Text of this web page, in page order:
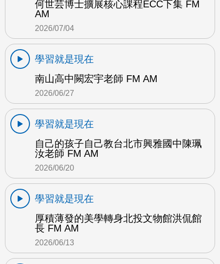
何世芸博士擴展核心課程ECC下集 FM
AM
2026/07/04
學習就是現在
南山高中闕宏宇老師 FM AM
2026/06/27
學習就是現在
自己的孩子自己教台北市興雅國中陳珮
汝老師 FM AM
2026/06/20
學習就是現在
厚積薄發的美學轉身北投文物館洪侃館
長 FM AM
2026/06/13